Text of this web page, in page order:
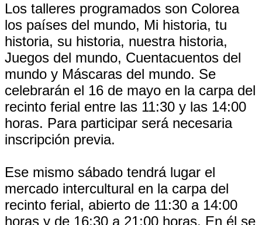
Los talleres programados son Colorea
los países del mundo, Mi historia, tu
historia, su historia, nuestra historia,
Juegos del mundo, Cuentacuentos del
mundo y Máscaras del mundo. Se
celebrarán el 16 de mayo en la carpa del
recinto ferial entre las 11:30 y las 14:00
horas. Para participar será necesaria
inscripción previa.
Ese mismo sábado tendrá lugar el
mercado intercultural en la carpa del
recinto ferial, abierto de 11:30 a 14:00
horas y de 16:30 a 21:00 horas. En él se